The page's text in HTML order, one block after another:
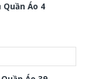
Quần Áo 4